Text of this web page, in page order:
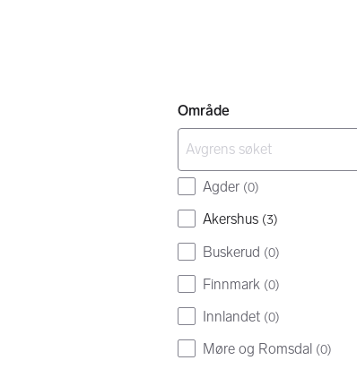
Område
Agder (0)
Akershus (3)
Buskerud (0)
Finnmark (0)
Innlandet (0)
Møre og Romsdal (0)